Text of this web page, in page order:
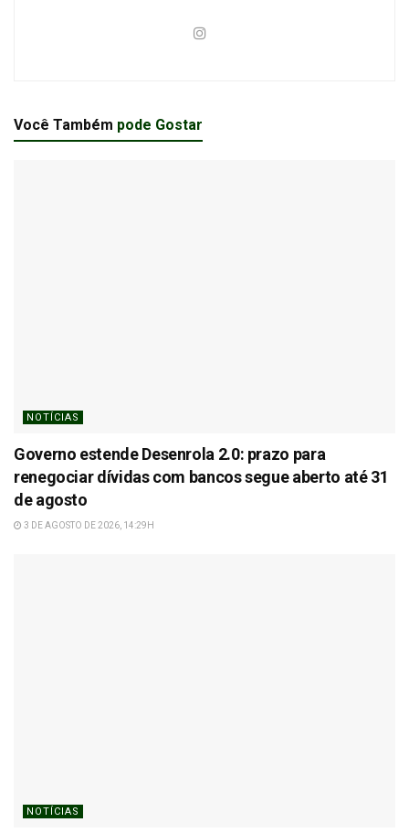
Você Também pode Gostar
NOTÍCIAS
Governo estende Desenrola 2.0: prazo para
renegociar dívidas com bancos segue aberto até 31
de agosto
3 DE AGOSTO DE 2026, 14:29H
NOTÍCIAS